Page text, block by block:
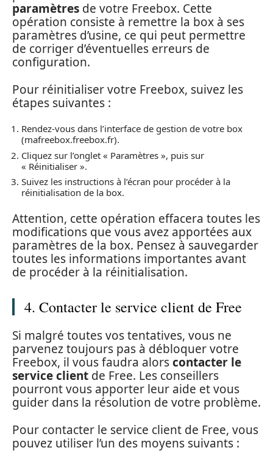
paramètres de votre Freebox. Cette
opération consiste à remettre la box à ses
paramètres d’usine, ce qui peut permettre
de corriger d’éventuelles erreurs de
configuration.
Pour réinitialiser votre Freebox, suivez les
étapes suivantes :
Rendez-vous dans l’interface de gestion de votre box
(mafreebox.freebox.fr).
Cliquez sur l’onglet « Paramètres », puis sur
« Réinitialiser ».
Suivez les instructions à l’écran pour procéder à la
réinitialisation de la box.
Attention, cette opération effacera toutes les
modifications que vous avez apportées aux
paramètres de la box. Pensez à sauvegarder
toutes les informations importantes avant
de procéder à la réinitialisation.
4. Contacter le service client de Free
Si malgré toutes vos tentatives, vous ne
parvenez toujours pas à débloquer votre
Freebox, il vous faudra alorscontacter le
service client de Free. Les conseillers
pourront vous apporter leur aide et vous
guider dans la résolution de votre problème.
Pour contacter le service client de Free, vous
pouvez utiliser l’un des moyens suivants :